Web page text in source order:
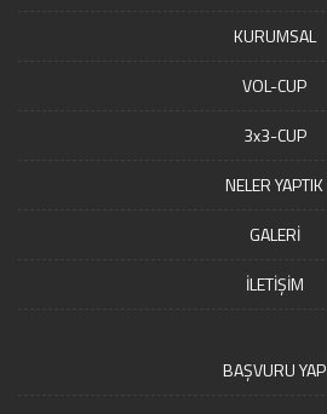
KURUMSAL
VOL-CUP
3x3-CUP
NELER YAPTIK
GALERİ
İLETİŞİM
BAŞVURU YAP